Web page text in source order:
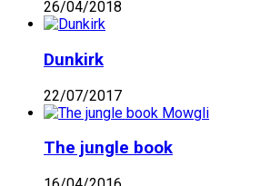
26/04/2018
Dunkirk
22/07/2017
The jungle book